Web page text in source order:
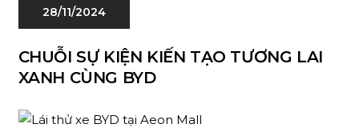
28/11/2024
CHUỖI SỰ KIỆN KIẾN TẠO TƯƠNG LAI
XANH CÙNG BYD